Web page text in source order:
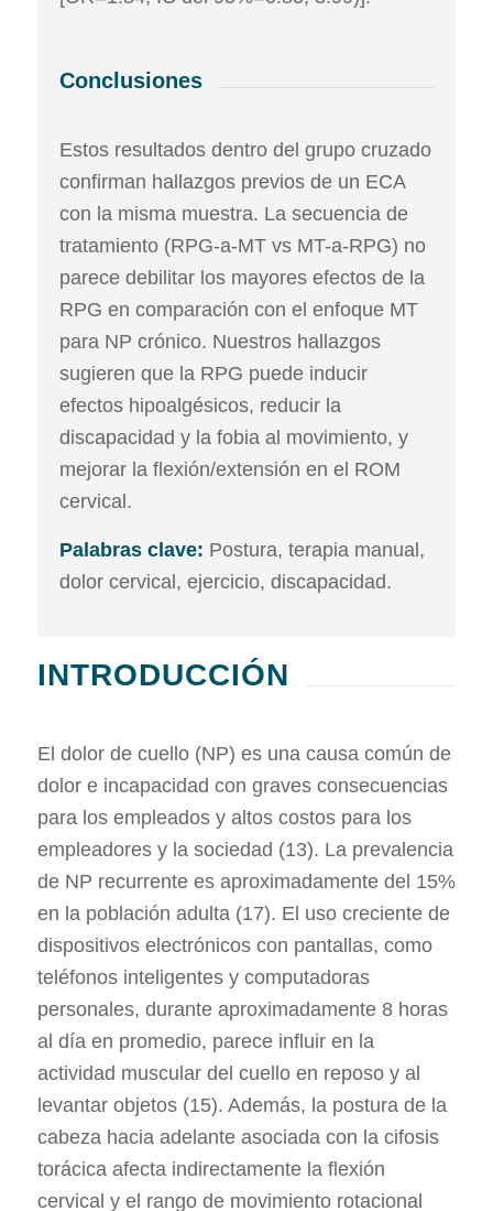
Conclusiones
Estos resultados dentro del grupo cruzado
confirman hallazgos previos de un ECA
con la misma muestra. La secuencia de
tratamiento (RPG-a-MT vs MT-a-RPG) no
parece debilitar los mayores efectos de la
RPG en comparación con el enfoque MT
para NP crónico. Nuestros hallazgos
sugieren que la RPG puede inducir
efectos hipoalgésicos, reducir la
discapacidad y la fobia al movimiento, y
mejorar la flexión/extensión en el ROM
cervical.
Palabras clave: Postura, terapia manual,
dolor cervical, ejercicio, discapacidad.
INTRODUCCIÓN
El dolor de cuello (NP) es una causa común de
dolor e incapacidad con graves consecuencias
para los empleados y altos costos para los
empleadores y la sociedad (13). La prevalencia
de NP recurrente es aproximadamente del 15%
en la población adulta (17). El uso creciente de
dispositivos electrónicos con pantallas, como
teléfonos inteligentes y computadoras
personales, durante aproximadamente 8 horas
al día en promedio, parece influir en la
actividad muscular del cuello en reposo y al
levantar objetos (15). Además, la postura de la
cabeza hacia adelante asociada con la cifosis
torácica afecta indirectamente la flexión
cervical y el rango de movimiento rotacional